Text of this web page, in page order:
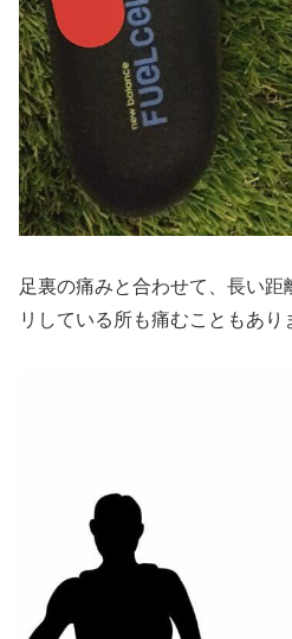
足裏の痛みと合わせて、長い距
リしている所も痛むこともあり